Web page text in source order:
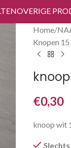
OVERIGE
Home
Knopen 15
€0,30
knoop wit